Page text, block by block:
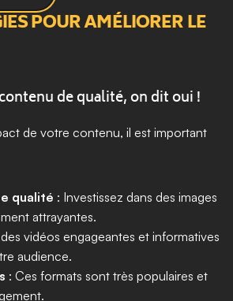
POUR AMÉLIORER LE
de qualité, on dit oui !
de votre contenu, il est important
qualité : Investissez dans des images
attrayantes.
des vidéos engageantes et informatives
audience.
: Ces formats sont très populaires et